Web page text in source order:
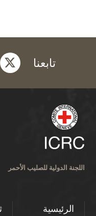
تابعنا
اللجنة الدولية للصليب الأحمر
الرئيسية